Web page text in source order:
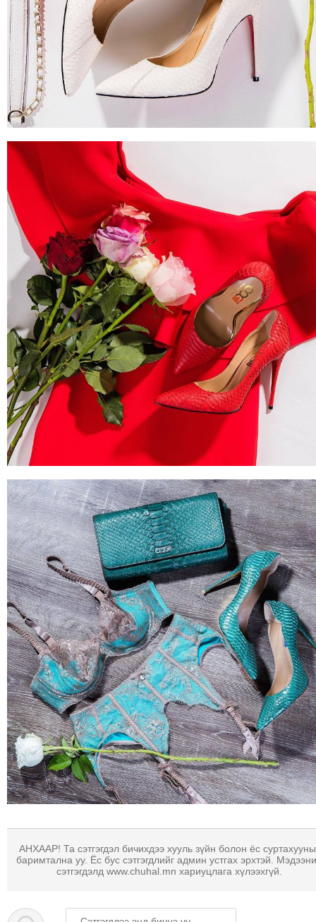
АНХААР! Та сэтгэгдэл бичихдээ хууль зүйн болон ёс
баримтална уу. Ёс бус сэтгэгдлийг админ устгах эрхтэй.
сэтгэгдэлд www.chuhal.mn хариуцлага хүлээхгүй.